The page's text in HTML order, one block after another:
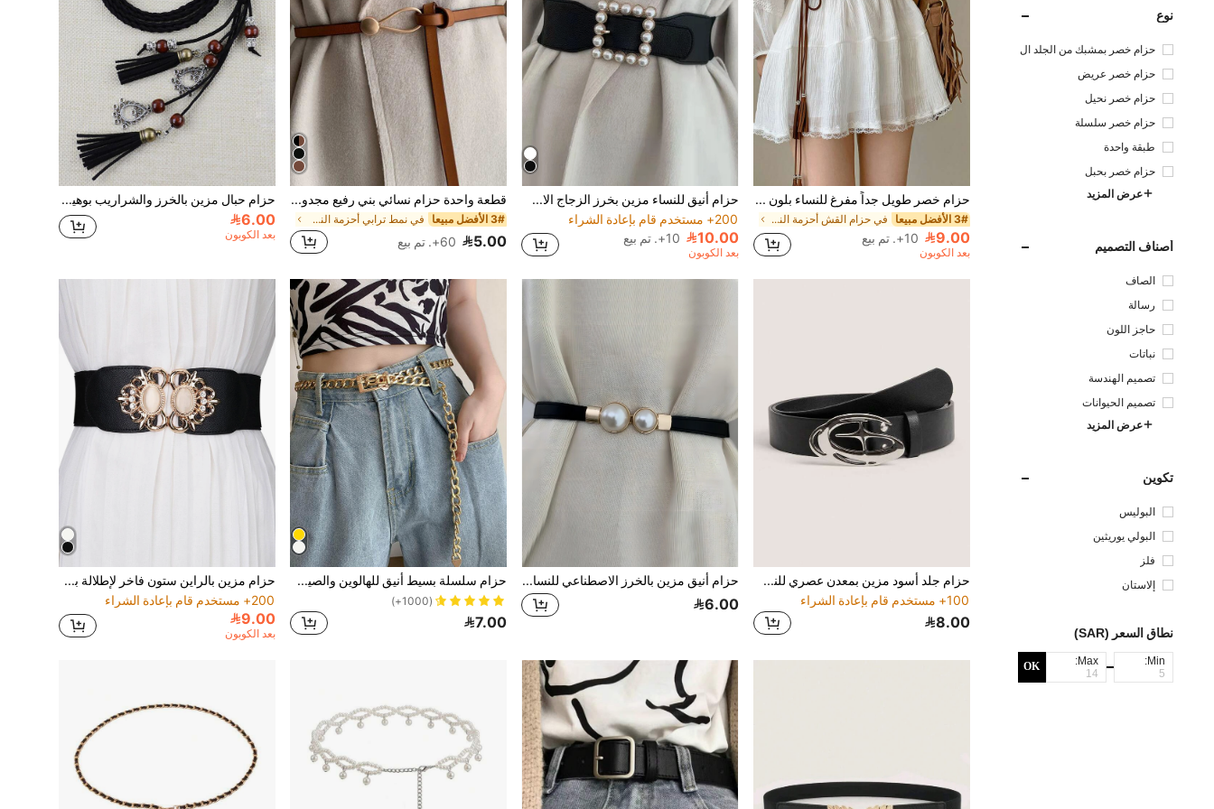
نوع
حزام خصر بمشبك من الجلد ال
حزام خصر عريض
حزام خصر نحيل
حزام خصر سلسلة
طبقة واحدة
حزام خصر بحبل
عرض المزيد
أصناف التصميم
الصاف
رسالة
حاجز اللون
نباتات
تصميم الهندسة
تصميم الحيوانات
عرض المزيد
تكوين
البوليس
البولي يوريثين
فلز
إلاستان
نطاق السعر (SAR)
Min:
Max:
OK
حزام خصر طويل جداً مفرغ للنساء بلون بني، مناسب للصيف والمدرسة والخريف وعيد الهالوين
3# الأفضل مبيعا في حزام القش أحزمة النساء & أحزمة الملحقات
9.00 10+. تم بيع
بعد الكوبون
حزام أنيق للنساء مزين بخرز الزجاج الاصطناعي لتزيين الفستان، مناسب للاستخدام في المناسبات الصيفية والمدرسية والخريفية وعيد الهالوين
200+ مستخدم قام بإعادة الشراء
10.00 10+. تم بيع
بعد الكوبون
قطعة واحدة حزام نسائي بني رفيع مجدول، مناسب للفستان والبدلة والكنزة، حزام خصر زخرفي للصيف والمدرسة
3# الأفضل مبيعا في نمط ترابي أحزمة النساء & أحزمة الملحقات
5.00 60+. تم بيع
حزام حبال مزين بالخرز والشراريب بوهيمي للنساء، مناسب للصيف والمدرسة والخريف وعيد الهالوين
6.00
بعد الكوبون
حزام جلد أسود مزين بمعدن عصري للنساء، مناسب للصيف والمدرسة والخريف وعيد الهالوين
100+ مستخدم قام بإعادة الشراء
8.00
حزام أنيق مزين بالخرز الاصطناعي للنساء للارتداء اليومي، مناسب للصيف والمدرسة والخريف وعيد الهالوين
6.00
حزام سلسلة بسيط أنيق للهالوين والصيف والمدرسة والخريف
(1000+)
7.00
حزام مزين بالراين ستون فاخر لإطلالة بوهيمية عتيقة مناسبة لحفلات الهالوين والصيف والمدرسة والخريف
200+ مستخدم قام بإعادة الشراء
9.00
بعد الكوبون